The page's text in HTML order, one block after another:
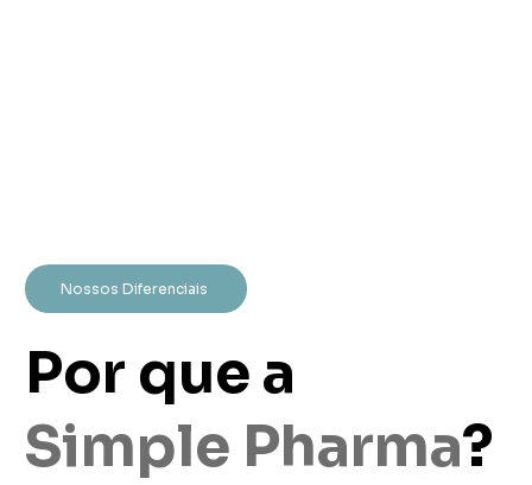
Nossos Diferenciais
Por que a
Simple Pharma?